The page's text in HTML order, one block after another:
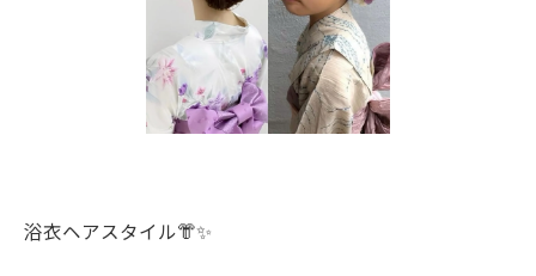
浴衣ヘアスタイル👘✨